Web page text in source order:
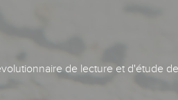
de lecture et d'étude